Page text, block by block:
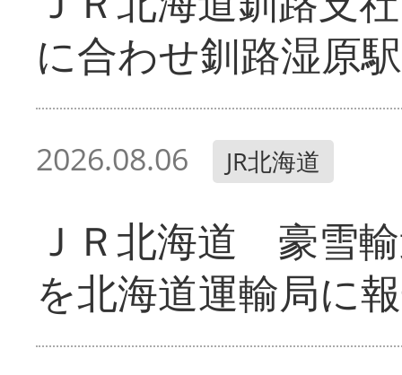
に合わせ釧路湿原
2026.08.06 JR北海道
ＪＲ北海道 豪雪
を北海道運輸局に